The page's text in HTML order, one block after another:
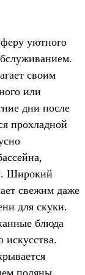
уютного
своим
или
дни после
прохладной
Широкий
свежим даже
для скуки.
блюда
искусства.